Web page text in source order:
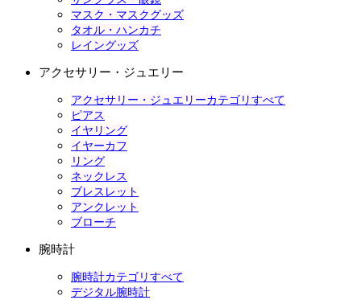
マスク・マスクグッズ
タオル・ハンカチ
レイングッズ
アクセサリー・ジュエリー
アクセサリー・ジュエリーカテゴリすべて
ピアス
イヤリング
イヤーカフ
リング
ネックレス
ブレスレット
アンクレット
ブローチ
腕時計
腕時計カテゴリすべて
デジタル腕時計